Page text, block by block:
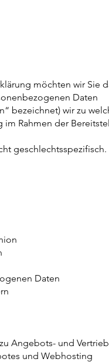
möchten wir Sie
Daten
bezeichnet) wir zu
im Rahmen der
geschlechtsspezifisch.
Daten
Angebots- und
und Webhosting